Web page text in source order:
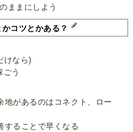
ままにしよう
コツとかある？
けなら)
う
地があるのはコネクト、ロー
することで早くなる